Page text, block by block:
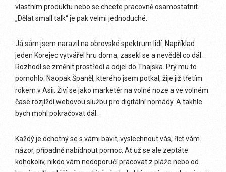
vlastním produktu nebo se chcete pracovně osamostatnit.
„Dělat small talk“ je pak velmi jednoduché.
Já sám jsem narazil na obrovské spektrum lidí. Například
jeden Korejec vytvářel hru doma, zasekl se a nevěděl co dál.
Rozhodl se změnit prostředí a odjel do Thajska. Prý mu to
pomohlo. Naopak Španěl, kterého jsem potkal, žije již třetím
rokem v Asii. Živí se jako marketér na volné noze a ve volném
čase rozjíždí webovou službu pro digitální nomády. A takhle
bych mohl pokračovat dál.
Každý je ochotný se s vámi bavit, vyslechnout vás, říct vám
názor, případně nabídnout pomoc. Ať už se ale zeptáte
kohokoliv, nikdo vám nedoporučí pracovat z pláže nebo od